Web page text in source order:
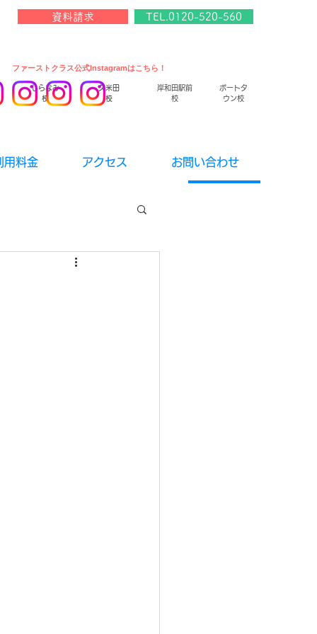
資料請求 TEL.0120-520-560
​ファーストクラス公式Instagramはこちら！
しらなみ
校
久米田
校
岸和田駅前
校
ポートタ
ウン校
用料金 アクセス お問い合わせ